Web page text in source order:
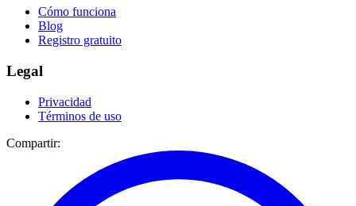
Cómo funciona
Blog
Registro gratuito
Legal
Privacidad
Términos de uso
Compartir: